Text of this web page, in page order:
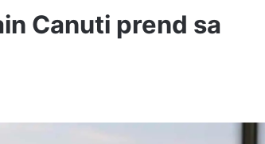
Canuti prend sa